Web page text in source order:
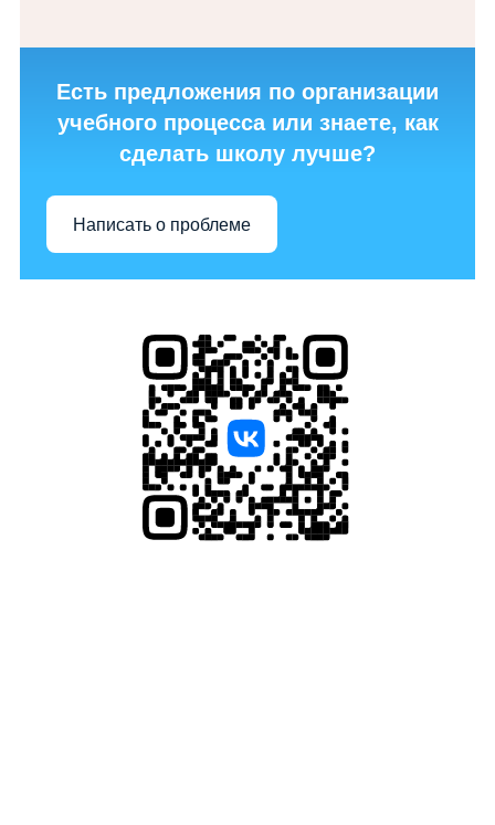
Есть предложения по организации
учебного процесса или знаете, как
сделать школу лучше?
Написать о проблеме